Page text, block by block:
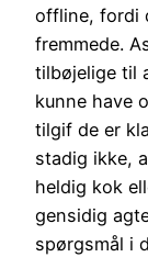
offline, fordi
fremmede.
tilbøjelige til
kunne have
tilgif de er
stadig ikke,
heldig kok
gensidig
spørgsmål i